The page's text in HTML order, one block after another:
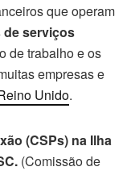
que operam
de serviços
de trabalho e os
empresas e
Unido.
(CSPs) na Ilha
(Comissão de